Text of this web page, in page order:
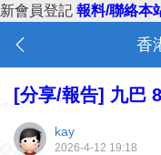
新會員登記 報料/聯絡本
香
[分享/報告] 九巴
kay
2026-4-12 19:18